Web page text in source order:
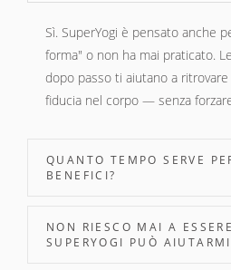
Sì. SuperYogi è pensato anche
forma" o non ha mai praticato.
dopo passo ti aiutano a
fiducia nel corpo — senza
QUANTO TEMPO SERVE
BENEFICI?
NON RIESCO MAI A
SUPERYOGI PUÒ